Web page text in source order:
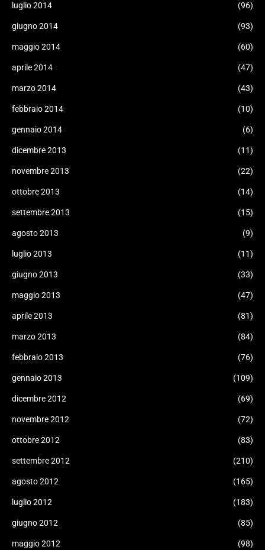
luglio 2014 (96)
giugno 2014 (93)
maggio 2014 (60)
aprile 2014 (47)
marzo 2014 (43)
febbraio 2014 (10)
gennaio 2014 (6)
dicembre 2013 (11)
novembre 2013 (22)
ottobre 2013 (14)
settembre 2013 (15)
agosto 2013 (9)
luglio 2013 (11)
giugno 2013 (33)
maggio 2013 (47)
aprile 2013 (81)
marzo 2013 (84)
febbraio 2013 (76)
gennaio 2013 (109)
dicembre 2012 (69)
novembre 2012 (72)
ottobre 2012 (83)
settembre 2012 (210)
agosto 2012 (165)
luglio 2012 (183)
giugno 2012 (85)
maggio 2012 (98)